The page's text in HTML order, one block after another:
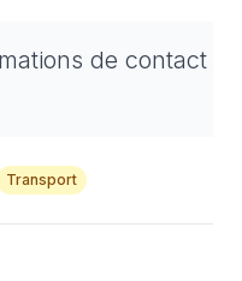
de contact
Transport